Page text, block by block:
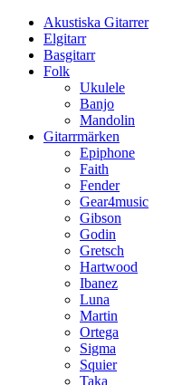
Akustiska Gitarrer
Elgitarr
Basgitarr
Folk
Ukulele
Banjo
Mandolin
Gitarrmärken
Epiphone
Faith
Fender
Gear4music
Gibson
Godin
Gretsch
Hartwood
Ibanez
Luna
Martin
Ortega
Sigma
Squier
Taka